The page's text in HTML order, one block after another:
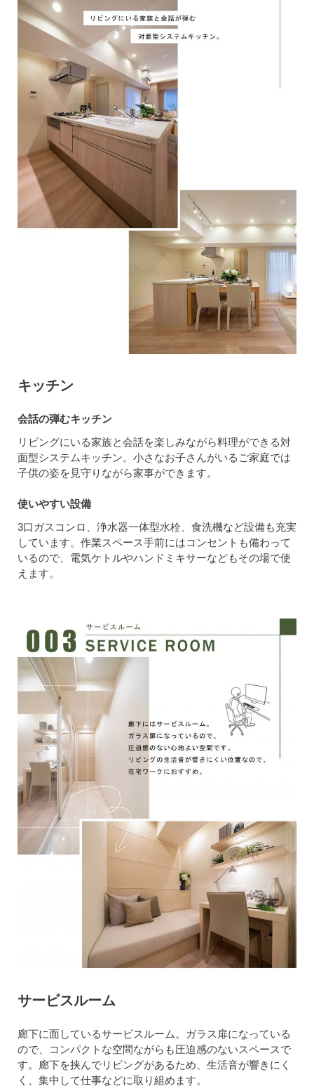
キッチン
会話の弾むキッチン
リビングにいる家族と会話を楽しみながら料理ができる対
面型システムキッチン。小さなお子さんがいるご家庭では
子供の姿を見守りながら家事ができます。
使いやすい設備
3口ガスコンロ、浄水器一体型水栓、食洗機など設備も充実
しています。作業スペース手前にはコンセントも備わって
いるので、電気ケトルやハンドミキサーなどもその場で使
えます。
サービスルーム
廊下に面しているサービスルーム。ガラス扉になっている
ので、コンパクトな空間ながらも圧迫感のないスペースで
す。廊下を挟んでリビングがあるため、生活音が響きにく
く、集中して仕事などに取り組めます。